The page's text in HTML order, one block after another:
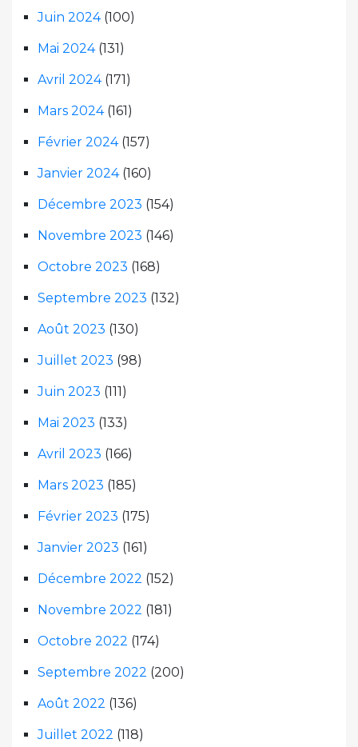
Juin 2024(100)
Mai 2024(131)
Avril 2024(171)
Mars 2024(161)
Février 2024(157)
Janvier 2024(160)
Décembre 2023 (154)
Novembre 2023 (146)
Octobre 2023 (168)
Septembre 2023 (132)
Août 2023 (130)
Juillet 2023 (98)
Juin 2023 (111)
Mai 2023 (133)
Avril 2023 (166)
Mars 2023 (185)
Février 2023 (175)
Janvier 2023 (161)
Décembre 2022 (152)
Novembre 2022 (181)
Octobre 2022 (174)
Septembre 2022 (200)
Août 2022 (136)
Juillet 2022 (118)